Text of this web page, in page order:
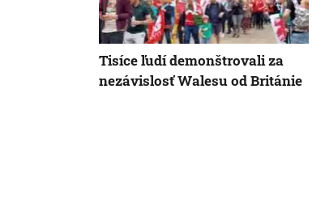
Tisíce ľudí demonštrovali za
nezávislosť Walesu od Británie